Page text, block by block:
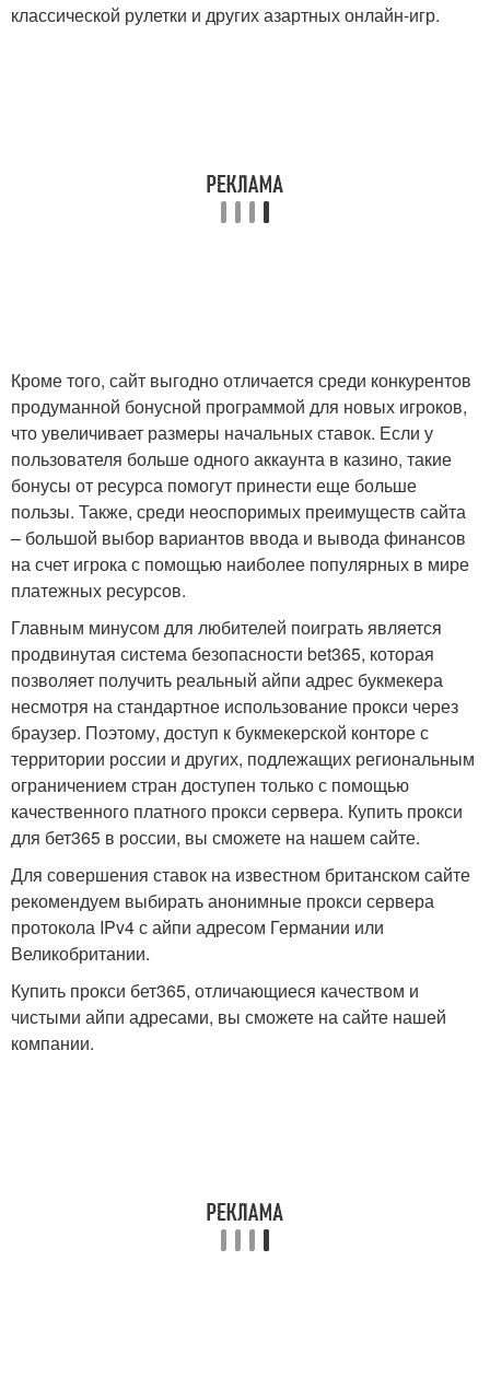
классической рулетки и других азартных онлайн-игр.
Кроме того, сайт выгодно отличается среди конкурентов
продуманной бонусной программой для новых игроков,
что увеличивает размеры начальных ставок. Если у
пользователя больше одного аккаунта в казино, такие
бонусы от ресурса помогут принести еще больше
пользы. Также, среди неоспоримых преимуществ сайта
– большой выбор вариантов ввода и вывода финансов
на счет игрока с помощью наиболее популярных в мире
платежных ресурсов.
Главным минусом для любителей поиграть является
продвинутая система безопасности bet365, которая
позволяет получить реальный айпи адрес букмекера
несмотря на стандартное использование прокси через
браузер. Поэтому, доступ к букмекерской конторе с
территории россии и других, подлежащих региональным
ограничением стран доступен только с помощью
качественного платного прокси сервера. Купить прокси
для бет365 в россии, вы сможете на нашем сайте.
Для совершения ставок на известном британском сайте
рекомендуем выбирать анонимные прокси сервера
протокола IPv4 с айпи адресом Германии или
Великобритании.
Купить прокси бет365, отличающиеся качеством и
чистыми айпи адресами, вы сможете на сайте нашей
компании.